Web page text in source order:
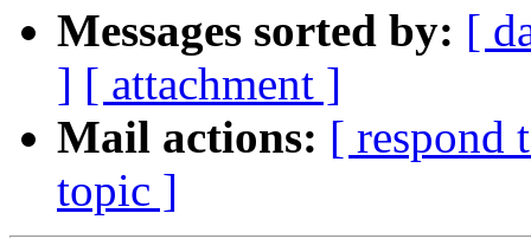
Messages sorted by: [
] [ attachment ]
Mail actions: [ respond
topic ]